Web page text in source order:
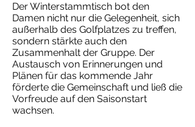
Der Winterstammtisch bot den
Damen nicht nur die Gelegenheit, sich
außerhalb des Golfplatzes zu treffen,
sondern stärkte auch den
Zusammenhalt der Gruppe. Der
Austausch von Erinnerungen und
Plänen für das kommende Jahr
förderte die Gemeinschaft und ließ die
Vorfreude auf den Saisonstart
wachsen.